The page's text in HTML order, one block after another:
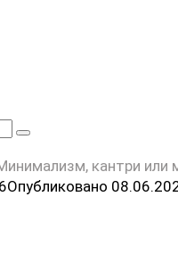
кантри или
Опубликовано